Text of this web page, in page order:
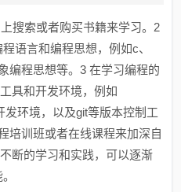
搜索或者购买书籍来学习。2
语言和编程思想，例如c、
编程思想等。3 在学习编程的
具和开发环境，例如
环境，以及git等版本控制工
培训班或者在线课程来加深自
断的学习和实践，可以逐渐